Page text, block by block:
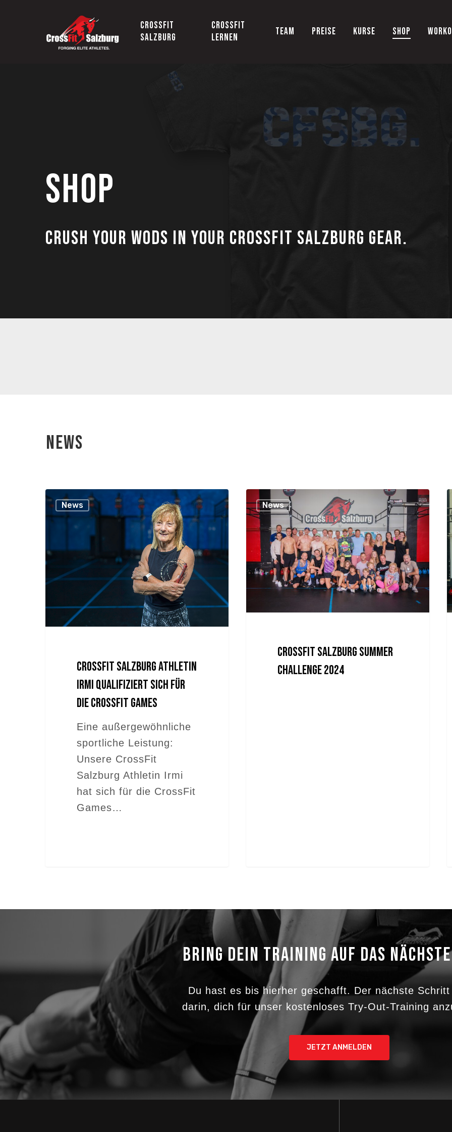
CROSSFIT
SALZBURG
CROSSFIT
LERNEN
TEAM PREISE KURSE SHOP
Shop
Crush your WODs in your CrossFit Salzburg Gear.
NEWS
News
CrossFit Salzburg Athletin
Irmi qualifiziert sich für
die CrossFit Games
Eine außergewöhnliche
sportliche Leistung:
Unsere CrossFit
Salzburg Athletin Irmi
hat sich für die CrossFit
Games…
News
CrossFit Salzburg Summer
Challenge 2024
BRING DEIN TRAINING AUF DAS
Du hast es bis hierher geschafft. Der nächste
darin, dich für unser kostenloses Try-Out-Training
JETZT ANMELDEN